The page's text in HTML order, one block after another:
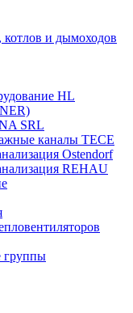
котлов и дымоходов
HL
SRL
каналы TECE
Ostendorf
REHAU
группы